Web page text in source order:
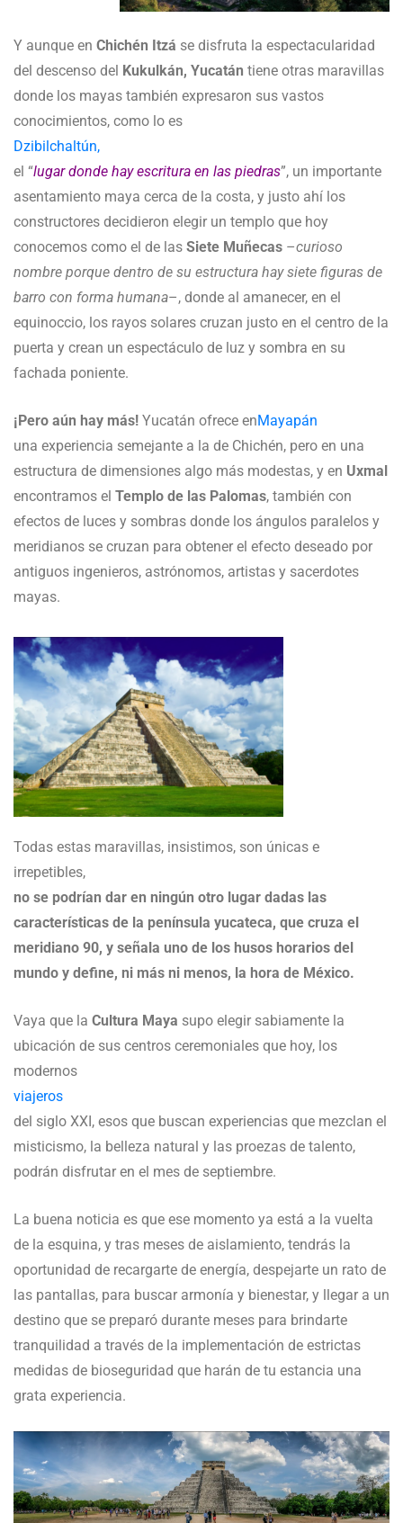
Y aunque en Chichén Itzá se disfruta la espectacularidad
del descenso del Kukulkán, Yucatán tiene otras maravillas
donde los mayas también expresaron sus vastos
conocimientos, como lo es
Dzibilchaltún,
el “lugar donde hay escritura en las piedras”, un importante
asentamiento maya cerca de la costa, y justo ahí los
constructores decidieron elegir un templo que hoy
conocemos como el de las Siete Muñecas –curioso
nombre porque dentro de su estructura hay siete figuras de
barro con forma humana–, donde al amanecer, en el
equinoccio, los rayos solares cruzan justo en el centro de la
puerta y crean un espectáculo de luz y sombra en su
fachada poniente.
¡Pero aún hay más! Yucatán ofrece enMayapán
una experiencia semejante a la de Chichén, pero en una
estructura de dimensiones algo más modestas, y en Uxmal
encontramos el Templo de las Palomas, también con
efectos de luces y sombras donde los ángulos paralelos y
meridianos se cruzan para obtener el efecto deseado por
antiguos ingenieros, astrónomos, artistas y sacerdotes
mayas.
Todas estas maravillas, insistimos, son únicas e
irrepetibles,
no se podrían dar en ningún otro lugar dadas las
características de la península yucateca, que cruza el
meridiano 90, y señala uno de los husos horarios del
mundo y define, ni más ni menos, la hora de México.
Vaya que la Cultura Maya supo elegir sabiamente la
ubicación de sus centros ceremoniales que hoy, los
modernos
viajeros
del siglo XXI, esos que buscan experiencias que mezclan el
misticismo, la belleza natural y las proezas de talento,
podrán disfrutar en el mes de septiembre.
La buena noticia es que ese momento ya está a la vuelta
de la esquina, y tras meses de aislamiento, tendrás la
oportunidad de recargarte de energía, despejarte un rato de
las pantallas, para buscar armonía y bienestar, y llegar a un
destino que se preparó durante meses para brindarte
tranquilidad a través de la implementación de estrictas
medidas de bioseguridad que harán de tu estancia una
grata experiencia.